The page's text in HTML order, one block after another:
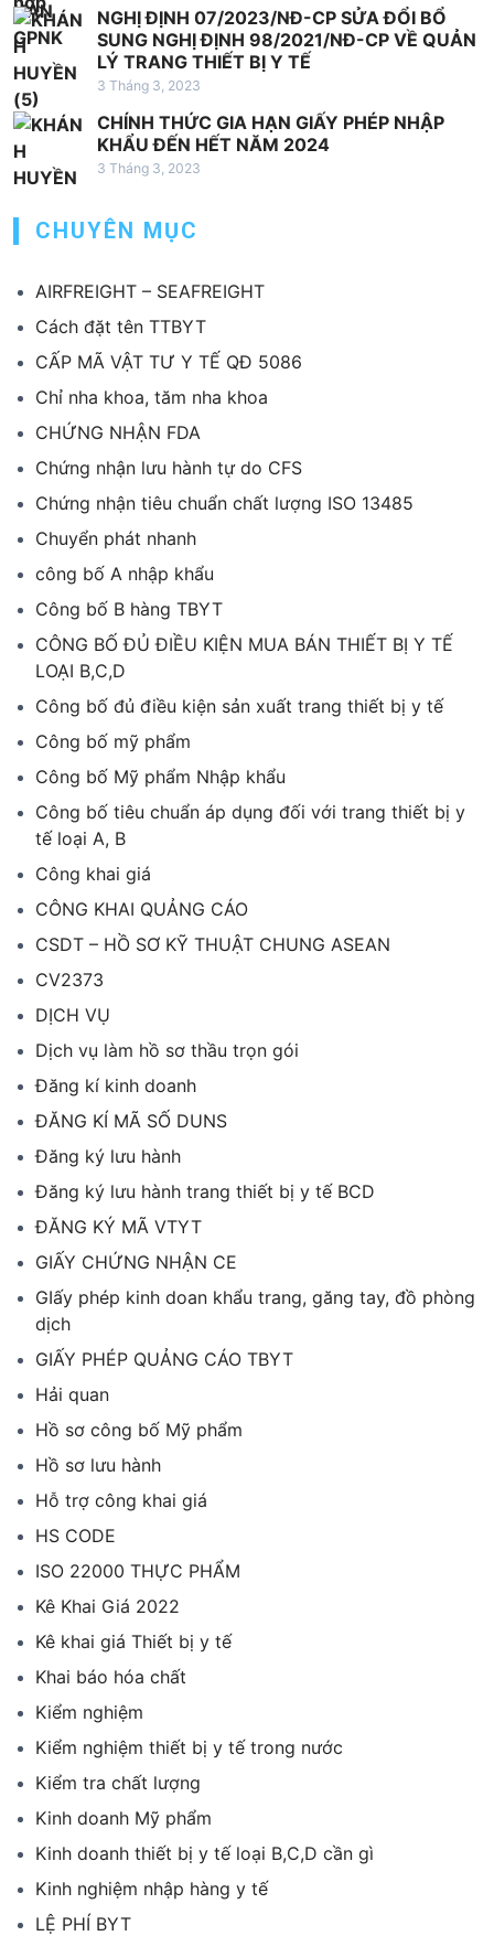
NGHỊ ĐỊNH 07/2023/NĐ-CP SỬA ĐỔI BỔ
SUNG NGHỊ ĐỊNH 98/2021/NĐ-CP VỀ QUẢN
LÝ TRANG THIẾT BỊ Y TẾ
3 Tháng 3, 2023
CHÍNH THỨC GIA HẠN GIẤY PHÉP NHẬP
KHẨU ĐẾN HẾT NĂM 2024
3 Tháng 3, 2023
CHUYÊN MỤC
AIRFREIGHT – SEAFREIGHT
Cách đặt tên TTBYT
CẤP MÃ VẬT TƯ Y TẾ QĐ 5086
Chỉ nha khoa, tăm nha khoa
CHỨNG NHẬN FDA
Chứng nhận lưu hành tự do CFS
Chứng nhận tiêu chuẩn chất lượng ISO 13485
Chuyển phát nhanh
công bố A nhập khẩu
Công bố B hàng TBYT
CÔNG BỐ ĐỦ ĐIỀU KIỆN MUA BÁN THIẾT BỊ Y TẾ
LOẠI B,C,D
Công bố đủ điều kiện sản xuất trang thiết bị y tế
Công bố mỹ phẩm
Công bố Mỹ phẩm Nhập khẩu
Công bố tiêu chuẩn áp dụng đối với trang thiết bị y
tế loại A, B
Công khai giá
CÔNG KHAI QUẢNG CÁO
CSDT – HỒ SƠ KỸ THUẬT CHUNG ASEAN
CV2373
DỊCH VỤ
Dịch vụ làm hồ sơ thầu trọn gói
Đăng kí kinh doanh
ĐĂNG KÍ MÃ SỐ DUNS
Đăng ký lưu hành
Đăng ký lưu hành trang thiết bị y tế BCD
ĐĂNG KÝ MÃ VTYT
GIẤY CHỨNG NHẬN CE
GIấy phép kinh doan khẩu trang, găng tay, đồ phòng
dịch
GIẤY PHÉP QUẢNG CÁO TBYT
Hải quan
Hồ sơ công bố Mỹ phẩm
Hồ sơ lưu hành
Hỗ trợ công khai giá
HS CODE
ISO 22000 THỰC PHẨM
Kê Khai Giá 2022
Kê khai giá Thiết bị y tế
Khai báo hóa chất
Kiểm nghiệm
Kiểm nghiệm thiết bị y tế trong nước
Kiểm tra chất lượng
Kinh doanh Mỹ phẩm
Kinh doanh thiết bị y tế loại B,C,D cần gì
Kinh nghiệm nhập hàng y tế
LỆ PHÍ BYT